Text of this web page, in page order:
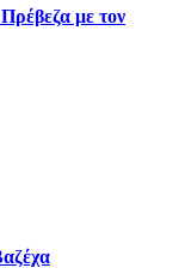
με τον